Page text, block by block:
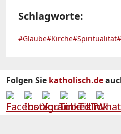
Schlagworte:
#Glaube#Kirche#Spiritualität
Folgen Sie katholisch.de